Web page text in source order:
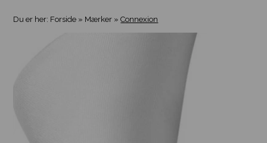
Du er her: Forside » Mærker »Connexion